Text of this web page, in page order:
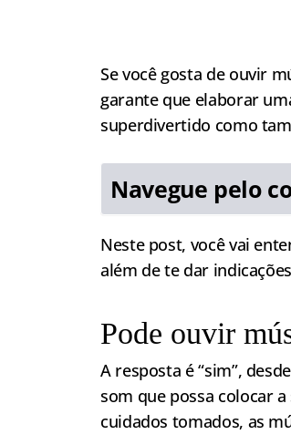
Se você gosta de ouvir
garante que elaborar
superdivertido como
Navegue pelo
Neste post, você vai
além de te dar
Pode ouvir
A resposta é “sim”,
som que possa colocar
cuidados tomados, as